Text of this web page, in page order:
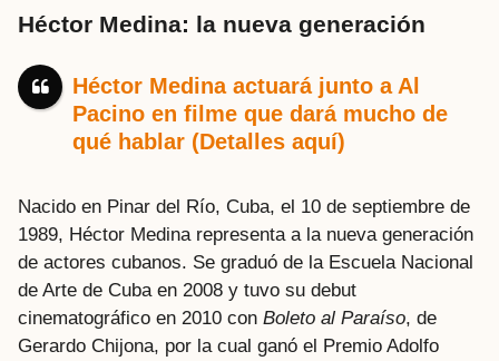
Héctor Medina: la nueva generación
Héctor Medina actuará junto a Al
Pacino en filme que dará mucho de
qué hablar (Detalles aquí)
Nacido en Pinar del Río, Cuba, el 10 de septiembre de
1989, Héctor Medina representa a la nueva generación
de actores cubanos. Se graduó de la Escuela Nacional
de Arte de Cuba en 2008 y tuvo su debut
cinematográfico en 2010 con Boleto al Paraíso, de
Gerardo Chijona, por la cual ganó el Premio Adolfo